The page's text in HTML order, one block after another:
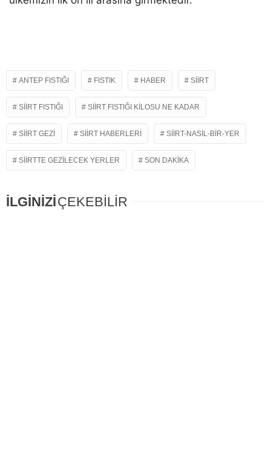
ANTEP FISTIĞI FISTIK HABER SIIRT
SIIRT FISTIĞI SIIRT FISTIĞI KILOSU NE KADAR
SIIRT GEZI SIIRT HABERLERI SIIRT-NASIL-BIR-YER
SIIRTTE GEZILECEK YERLER SON DAKIKA
İLGİNİZİÇEKEBİLİR